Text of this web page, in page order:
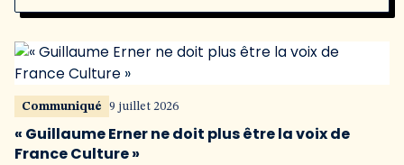
Communiqué 9 juillet 2026
« Guillaume Erner ne doit plus être la voix de
France Culture »